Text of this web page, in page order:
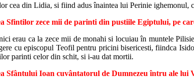
cea din Lidia, si fiind adus înaintea lui Perinie
Sfintilor zece mii de parinti din pustiile Egiptului, pe
erau ca la zece mii de monahi si locuiau în muntele
cu episcopul Teofil pentru pricini bisericesti, fiindca
parinti celor din schit, si i-au dat mortii.
Sfântului Ioan cuvântatorul de Dumnezeu întru ale lui